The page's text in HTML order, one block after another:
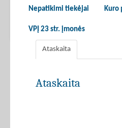
Nepatikimi tiekėjai Kuro
VPĮ 23 str. įmonės
Ataskaita
Ataskaita